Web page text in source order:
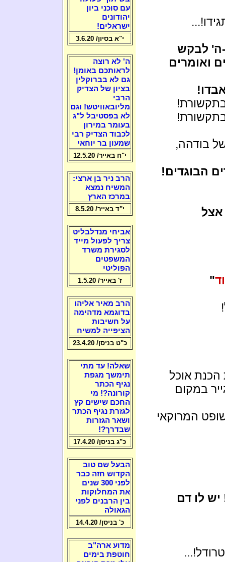
ה' לבקש
ואומרים
בודהה,
הבוגדים!
אצל
"
אוכל
במקום
המרוקאי
לו דם
עם סוכני ביון
יהודונים
ישראלים!
י"א בסיון/ 3.6.20
ה' לא רוצה
לראותכם באומן!
גם לא בברוקלין
בציון של הצדיק
הרבי
מליובאוויטש! וגם
לא בפסטיבל ל"ג
בעומר במירון
לכבוד הצדיק רבי
שמעון בר יוחאי
י"ח באייר/ 12.5.20
הרב ניר בן ארצי:
המשיח נמצא
במרכז הארץ
י"ד באייר/ 8.5.20
אביחי מנדלבליט
צריך לפעול מייד
לסגירת משרד
המשפטים
הפוליטי
ז' באייר/ 1.5.20
הרב מאיר אליהו
בדוגמא מדהימה
על חשיבות
הציפייה למשיח
כ"ט בניסן/ 23.4.20
שאלה! עד מתי
תימשך מגפת
נגיף הכתר
קורונה?! מי
החכם שישים קץ
לגזרת נגיף הכתר
ושאר הגזרות
שבדרך?!
כ"ג בניסן/ 17.4.20
הבעל שם טוב
הקדוש חזה כבר
לפני 300 שנים
את המחלוקות
בין הרבנים לפני
הגאולה
כ' בניסן/ 14.4.20
מדוע ארה"ב
חוטפת בימים